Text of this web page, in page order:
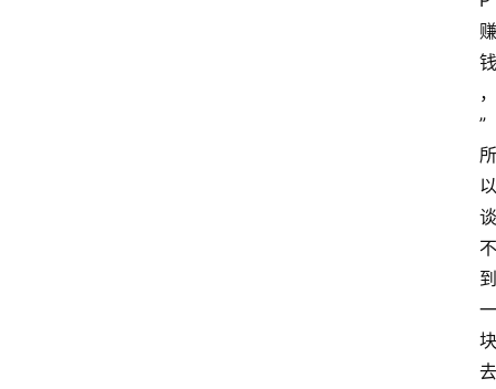
赚
钱
，
”
所
以
谈
不
到
一
块
去